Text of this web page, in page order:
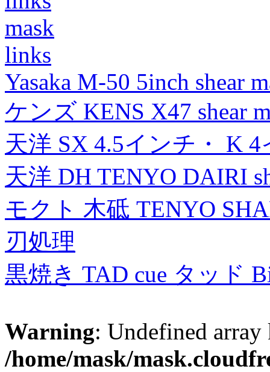
mask
links
Yasaka M-50 5inch shear
ケンズ KENS X47 shear
天洋 SX 4.5インチ・ K
天洋 DH TENYO DAIRI
モクト 木砥 TENYO
刃処理
黒焼き TAD cue タッド
Warning: Undefined
/home/mask/